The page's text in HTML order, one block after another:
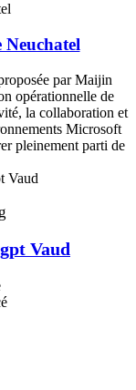
par Maijin
opérationnelle de
la collaboration et
Microsoft
pleinement parti de
Vaud